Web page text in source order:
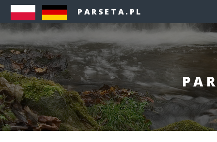
PARSETA.PL